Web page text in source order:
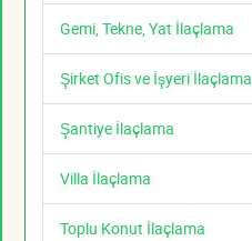
Gemi, Tekne, Yat İlaçlama
Şirket Ofis ve İşyeri İlaçlama
Şantiye İlaçlama
Villa İlaçlama
Toplu Konut İlaçlama